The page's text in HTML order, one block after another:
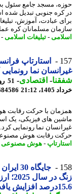
مسجد جامع سئول به یک
جنوبی تبدیل شده است
عبادت، آموزش،
مسلمانان کره عمل
-تبلیغات اسلامی-کره
استارتاپ فرانسوی
نما رونمایی کرد
-اقتصادی-
21:12
81684586
با حرکت رقابت
های فیزیکی، یک
نما رونمایی کرد.
رقابت هوش مصنوعی به
-هوش مصنوعی-
جایگاه 30
زنگ در سال
یافت